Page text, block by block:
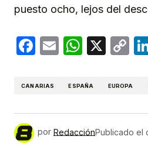
puesto ocho, lejos del
Facebook
Email X
CANARIAS ESPAÑA EUROPA
por RedacciónPublicado el